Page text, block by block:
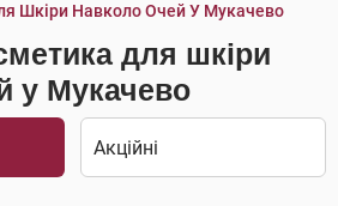
Шкіри Навколо Очей У Мукачево
для шкіри
у Мукачево